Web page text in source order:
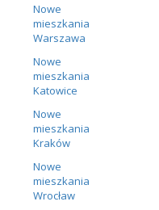
Nowe
mieszkania
Warszawa
Nowe
mieszkania
Katowice
Nowe
mieszkania
Kraków
Nowe
mieszkania
Wrocław